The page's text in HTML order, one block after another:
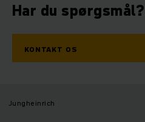
Har du spørgsmål?
KONTAKT OS
Jungheinrich